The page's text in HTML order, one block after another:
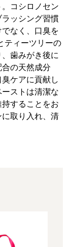
コシロノセン
ッシング習慣
なく、口臭を
ティーツリーの
歯みがき後に
の天然成分
ケアに貢献し
ストは清潔な
することをお
取り入れ、清